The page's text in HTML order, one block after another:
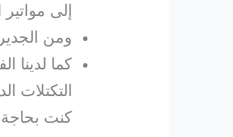
إلى
ومن
كما لدينا
التكتلات
كنت